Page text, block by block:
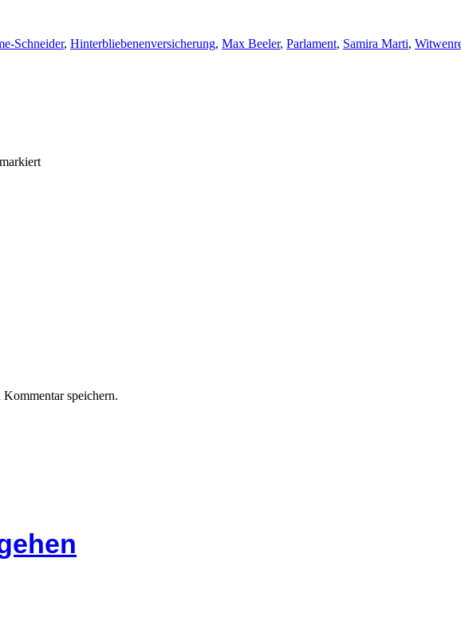
Schneider, Hinterbliebenenversicherung, Max Beeler, Parlament, Samira Marti,
markiert
speichern.